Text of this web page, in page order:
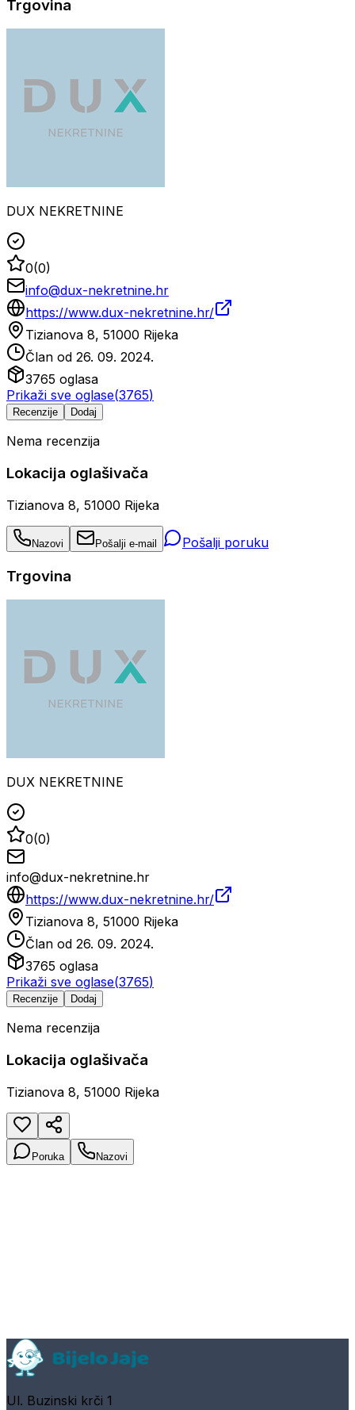
Trgovina
DUX NEKRETNINE
0(0)
info@dux-nekretnine.hr
https://www.dux-nekretnine.hr/
Tizianova 8, 51000 Rijeka
Član od 26. 09. 2024.
3765 oglasa
Prikaži sve oglase(3765)
Recenzije Dodaj
Nema recenzija
Lokacija oglašivača
Tizianova 8, 51000 Rijeka
Nazovi Pošalji e-mail Pošalji poruku
Trgovina
DUX NEKRETNINE
0(0)
info@dux-nekretnine.hr
https://www.dux-nekretnine.hr/
Tizianova 8, 51000 Rijeka
Član od 26. 09. 2024.
3765 oglasa
Prikaži sve oglase(3765)
Recenzije Dodaj
Nema recenzija
Lokacija oglašivača
Tizianova 8, 51000 Rijeka
Poruka Nazovi
Ul. Buzinski krči 1